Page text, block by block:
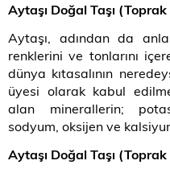
Aytaşı Doğal Taşı
Aytaşı, adından da
renklerini ve tonlarını
dünya kıtasalının
üyesi olarak kabul
alan minerallerin;
sodyum, oksijen ve
Aytaşı Doğal Taşı